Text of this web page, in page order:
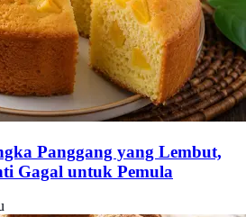
Panggang yang Lembut,
Gagal untuk Pemula